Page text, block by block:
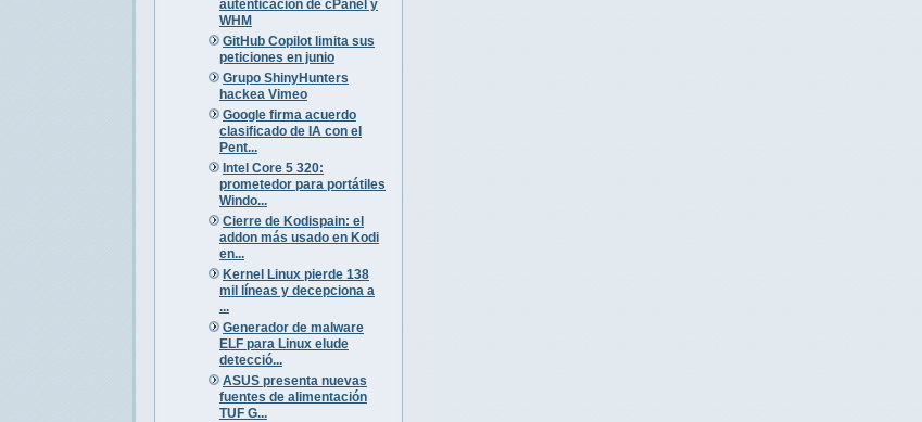
autenticación de cPanel y
WHM
GitHub Copilot limita sus
peticiones en junio
Grupo ShinyHunters
hackea Vimeo
Google firma acuerdo
clasificado de IA con el
Pent...
Intel Core 5 320:
prometedor para portátiles
Windo...
Cierre de Kodispain: el
addon más usado en Kodi
en...
Kernel Linux pierde 138
mil líneas y decepciona a
...
Generador de malware
ELF para Linux elude
detecció...
ASUS presenta nuevas
fuentes de alimentación
TUF G...